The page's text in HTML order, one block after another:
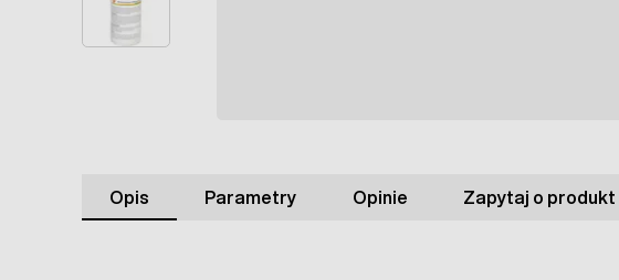
Opis Parametry Opinie Zapytaj o produkt